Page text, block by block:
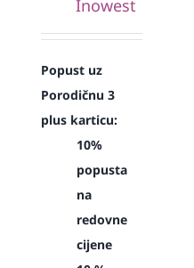
Inowest
Popust uz
Porodičnu 3
plus karticu:
10%
popusta
na
redovne
cijene